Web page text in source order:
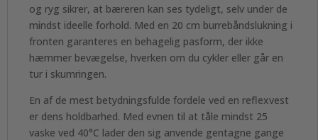
og ryg sikrer, at bæreren kan ses tydeligt, selv under de
mindst ideelle forhold. Med en 20 cm burrebåndslukning i
fronten garanteres en behagelig pasform, der ikke
hæmmer bevægelse, hverken om du cykler eller går en
tur i skumringen.
En af de mest betydningsfulde fordele ved en reflexvest
er dens holdbarhed. Med evnen til at tåle mindst 25
vaske ved 40°C lader den sig anvende gentagne gange